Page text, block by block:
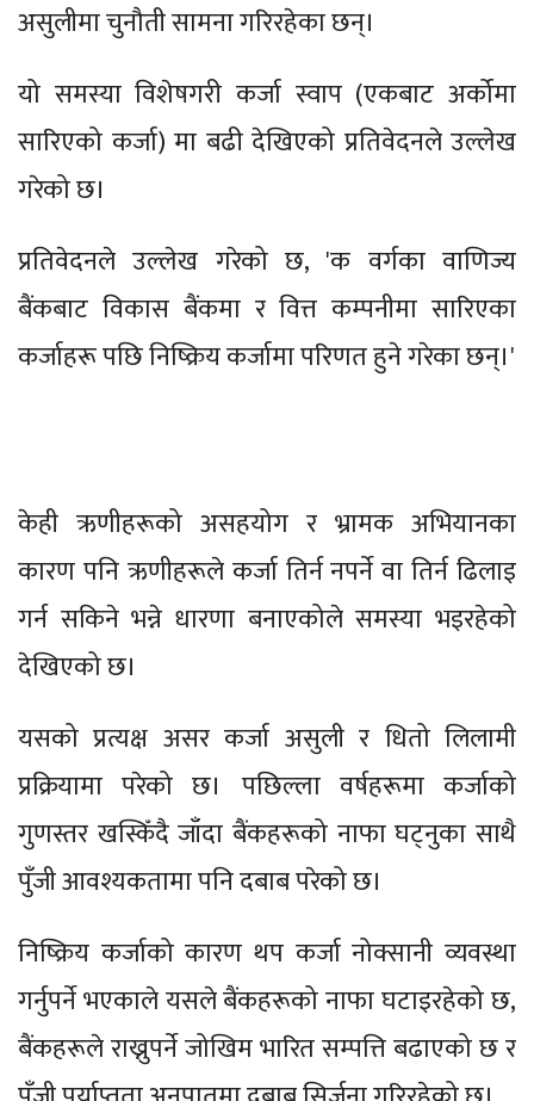
असुलीमा चुनौती सामना गरिरहेका छन्।
यो समस्या विशेषगरी कर्जा स्वाप (एकबाट अर्कोमा
सारिएको कर्जा) मा बढी देखिएको प्रतिवेदनले उल्लेख
गरेको छ।
प्रतिवेदनले उल्लेख गरेको छ, 'क वर्गका वाणिज्य
बैंकबाट विकास बैंकमा र वित्त कम्पनीमा सारिएका
कर्जाहरू पछि निष्क्रिय कर्जामा परिणत हुने गरेका छन्।'
केही ऋणीहरूको असहयोग र भ्रामक अभियानका
कारण पनि ऋणीहरूले कर्जा तिर्न नपर्ने वा तिर्न ढिलाइ
गर्न सकिने भन्ने धारणा बनाएकोले समस्या भइरहेको
देखिएको छ।
यसको प्रत्यक्ष असर कर्जा असुली र धितो लिलामी
प्रक्रियामा परेको छ। पछिल्ला वर्षहरूमा कर्जाको
गुणस्तर खस्किँदै जाँदा बैंकहरूको नाफा घट्नुका साथै
पुँजी आवश्यकतामा पनि दबाब परेको छ।
निष्क्रिय कर्जाको कारण थप कर्जा नोक्सानी व्यवस्था
गर्नुपर्ने भएकाले यसले बैंकहरूको नाफा घटाइरहेको छ,
बैंकहरूले राख्नुपर्ने जोखिम भारित सम्पत्ति बढाएको छ र